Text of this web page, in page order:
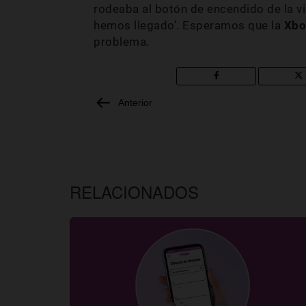
rodeaba al botón de encendido de la
hemos llegado’. Esperamos que la
problema.
Anterior
RELACIONADOS